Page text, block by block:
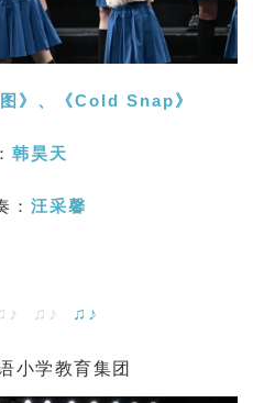
》、《Cold Snap》
韩昊天
： 汪采馨
♫♪ ♫♪
小学教育集团